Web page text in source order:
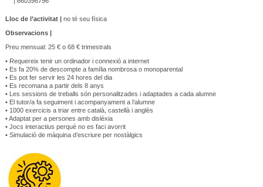
Lloc de l’activitat |no té seu física
Observacions |
Preu mensual: 25 € o 68 € trimestrals
• Requereix tenir un ordinador i connexió a internet
• Es fa 20% de descompte a família nombrosa o monoparental
• Es pot fer servir les 24 hores del dia
• Es recomana a partir dels 8 anys
• Les sessions de treballs són personalitzades i adaptades a cada alumne
• El tutor/a fa seguiment i acompanyament a l’alumne
• 1000 exercicis a triar entre català, castellà i anglès
• Adaptat per a persones amb dislèxia
• Jocs interactius perquè no es faci avorrit
• Simulació de màquina d’escriure per nostàlgics